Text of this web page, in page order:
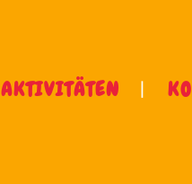
AKTIVITÄTEN